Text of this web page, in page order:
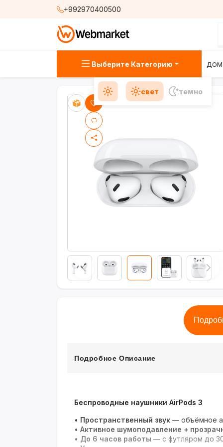
+992970400500
Выберите Категорию ДОМ
свет темно
Подробное Описание
Беспроводные наушники AirPods 3
• Пространственный звук — объёмное
• Активное шумоподавление +
• До 6 часов работы — с футляром до